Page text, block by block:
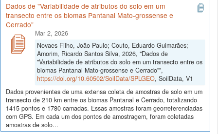
Dados de "Variabilidade de atributos do solo em um
transecto entre os biomas Pantanal Mato-grossense e
Cerrado"
Mar 2, 2026
Novaes Filho, João Paulo; Couto, Eduardo Guimarães;
Amorim, Ricardo Santos Silva, 2026, "Dados de
"Variabilidade de atributos do solo em um transecto entre os
biomas Pantanal Mato-grossense e Cerrado"",
https://doi.org/10.60502/SoilData/SPLGEO, SoilData, V1
Dados provenientes de uma extensa coleta de amostras de solo em um
transecto de 210 km entre os biomas Pantanal e Cerrado, totalizando
1415 pontos e 1780 camadas. Essas amostras foram georreferenciadas
com GPS. Em cada um dos pontos de amostragem, foram coletadas
amostras de solo...